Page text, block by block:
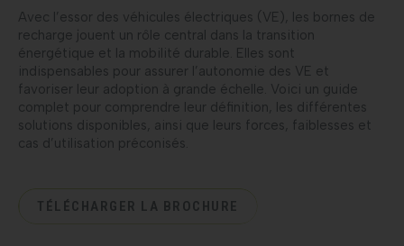
Avec l’essor des véhicules électriques (VE), les bornes de
recharge jouent un rôle central dans la transition
énergétique et la mobilité durable. Elles sont
indispensables pour assurer l’autonomie des VE et
favoriser leur adoption à grande échelle. Voici un guide
complet pour comprendre leur définition, les différentes
solutions disponibles, ainsi que leurs forces, faiblesses et
cas d’utilisation préconisés.
TÉLÉCHARGER LA BROCHURE